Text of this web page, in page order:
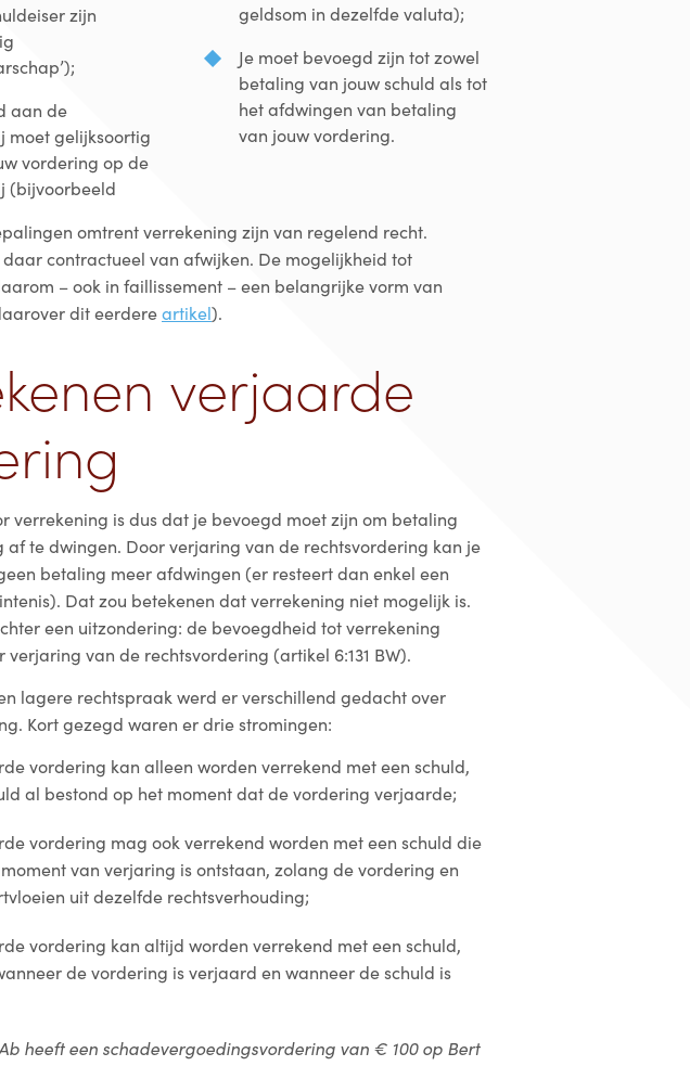
zijn
aan de
moet gelijksoortig
vordering op de
(bijvoorbeeld
geldsom in dezelfde valuta);
Je moet bevoegd zijn tot zowel
betaling van jouw schuld als tot
het afdwingen van betaling
van jouw vordering.
omtrent verrekening zijn van regelend recht.
contractueel van afwijken. De mogelijkheid tot
– ook in faillissement – een belangrijke vorm van
dit eerdereartikel).
verjaarde
verrekening is dus dat je bevoegd moet zijn om betaling
af te dwingen. Door verjaring van de rechtsvordering kan je
betaling meer afdwingen (er resteert dan enkel een
Dat zou betekenen dat verrekening niet mogelijk is.
een uitzondering: de bevoegdheid tot verrekening
van de rechtsvordering (artikel 6:131 BW).
lagere rechtspraak werd er verschillend gedacht over
Kort gezegd waren er drie stromingen:
vordering kan alleen worden verrekend met een schuld,
al bestond op het moment dat de vordering verjaarde;
vordering mag ook verrekend worden met een schuld die
van verjaring is ontstaan, zolang de vordering en
uit dezelfde rechtsverhouding;
vordering kan altijd worden verrekend met een schuld,
de vordering is verjaard en wanneer de schuld is
heeft een schadevergoedingsvordering van € 100 op Bert